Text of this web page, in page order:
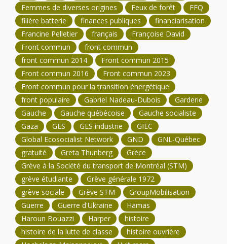
Femmes de diverses origines
Feux de forêt
FFQ
filière batterie
finances publiques
financiarisation
Francine Pelletier
français
Françoise David
Front commun
front commun
front commun 2014
Front commun 2015
Front commun 2016
Front commun 2023
Front commun pour la transition énergétique
front populaire
Gabriel Nadeau-Dubois
Garderie
Gauche
Gauche québécoise
Gauche socialiste
Gaza
GES GES industrie
GIEC
Global Ecosocialist Network
GND
GNL-Québec
gratuité
Greta Thunberg
Grèce
Grève à la Société du transport de Montréal (STM)
grève étudiante
Grève générale 1972
grève sociale
Grève STM
GroupMobilisation
Guerre
Guerre d'Ukraine
Hamas
Haroun Bouazzi
Harper
histoire
histoire de la lutte de classe
histoire ouvrière